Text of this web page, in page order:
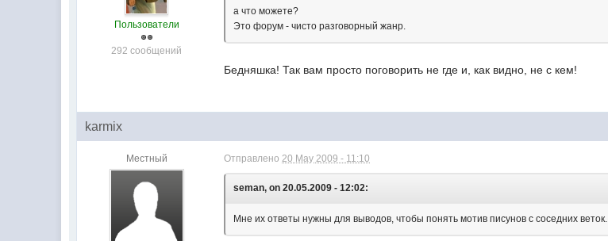
Пользователи
292 сообщений
а что можете?
Это форум - чисто разговорный жанр.
Бедняшка! Так вам просто поговорить не где и, как видно, не с кем!
karmix
Местный Отправлено20 May 2009 - 11:10
seman, on 20.05.2009 - 12:02:
Мне их ответы нужны для выводов, чтобы понять мотив писунов с соседних веток.